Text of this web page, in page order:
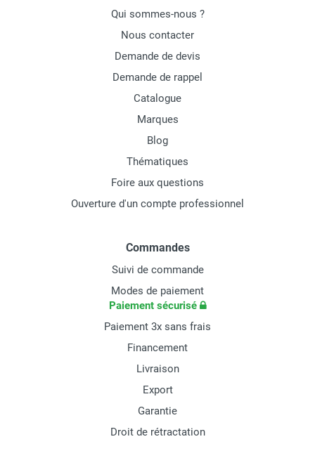
Qui sommes-nous ?
Nous contacter
Demande de devis
Demande de rappel
Catalogue
Marques
Blog
Thématiques
Foire aux questions
Ouverture d'un compte professionnel
Commandes
Suivi de commande
Modes de paiement
Paiement sécurisé
Paiement 3x sans frais
Financement
Livraison
Export
Garantie
Droit de rétractation